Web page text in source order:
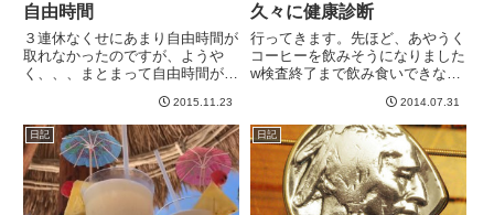
自由時間
３連休なくせにあまり自由時間が
取れなかったのですが、ようや
く、、、まとまって自由時間が！
はずっとPRSです。使うギター
はある程度バイオリズムみたいな
のがありますが、ここ１ヶ月以上
は完全ワシノスリ期間に入っ...
2015.11.23
久々に健康診断
行ってきます。先ほど、あやうく
コーヒーを飲みそうになりました
w検査終了まで飲み食いできない
2014.07.31
日記 日記